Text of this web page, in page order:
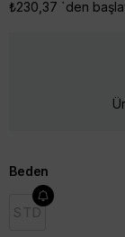
₺230,37 `den
Beden
STD